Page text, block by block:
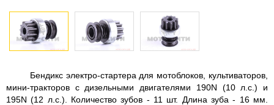
Бендикс электро-стартера для мотоблоков, культиваторов,
мини-тракторов с дизельными двигателями 190N (10 л.с.) и
195N (12 л.с.). Количество зубов - 11 шт. Длина зуба - 16 мм.